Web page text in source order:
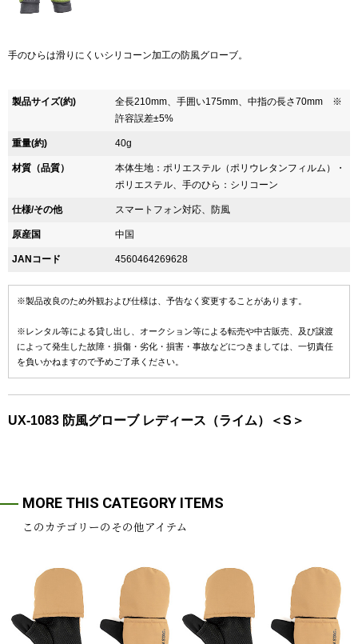
手のひらは滑りにくいシリコーン加工の防風グローブ。
製品サイズ(約)
全長210mm、手囲い175mm、中指の長さ70mm ※
許容誤差±5%
重量(約) 40g
材質（品質）
本体生地：ポリエステル（ポリウレタンフィルム）・
ポリエステル、手のひら：シリコーン
仕様/その他 スマートフォン対応、防風
原産国 中国
JANコード 4560464269628
※製品改良のため外観および仕様は、予告なく変更することがあります。
※レンタル等による貸し出し、オークション等による転売や中古販売、及び譲渡
によって発生した故障・損傷・劣化・損害・事故などにつきましては、一切責任
を負いかねますので予めご了承ください。
UX-1083 防風グローブ レディース（ライム）＜S＞
MORE THIS CATEGORY ITEMS
このカテゴリーのその他アイテム